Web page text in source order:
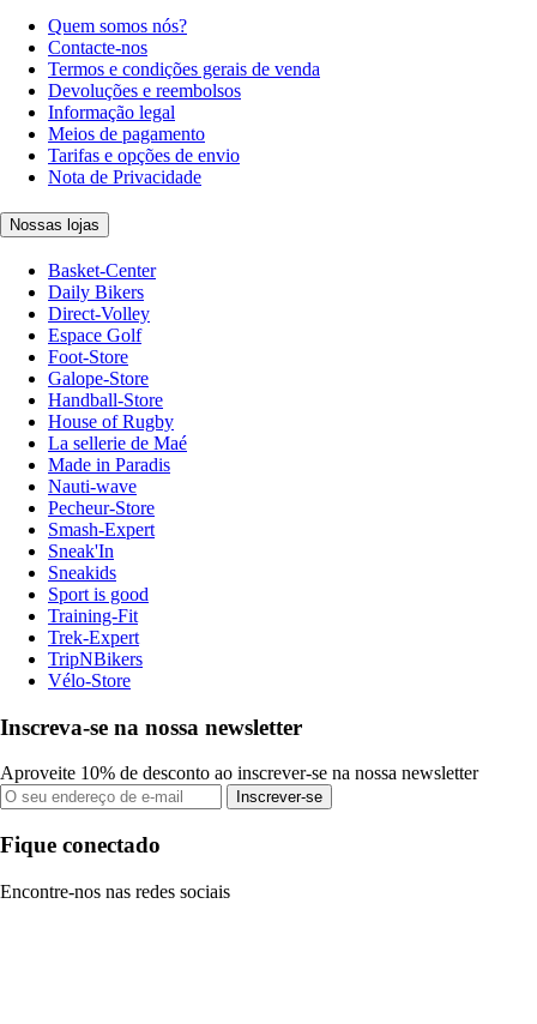
Quem somos nós?
Contacte-nos
Termos e condições gerais de venda
Devoluções e reembolsos
Informação legal
Meios de pagamento
Tarifas e opções de envio
Nota de Privacidade
Nossas lojas
Basket-Center
Daily Bikers
Direct-Volley
Espace Golf
Foot-Store
Galope-Store
Handball-Store
House of Rugby
La sellerie de Maé
Made in Paradis
Nauti-wave
Pecheur-Store
Smash-Expert
Sneak'In
Sneakids
Sport is good
Training-Fit
Trek-Expert
TripNBikers
Vélo-Store
Inscreva-se na nossa newsletter
Aproveite 10% de desconto ao inscrever-se na nossa newsletter
Inscrever-se
Fique conectado
Encontre-nos nas redes sociais